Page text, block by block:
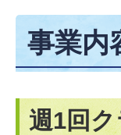
事業内
週1回